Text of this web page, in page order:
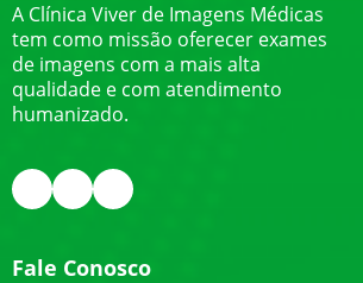
A Clínica Viver de Imagens Médicas
tem como missão oferecer exames
de imagens com a mais alta
qualidade e com atendimento
humanizado.
Fale Conosco